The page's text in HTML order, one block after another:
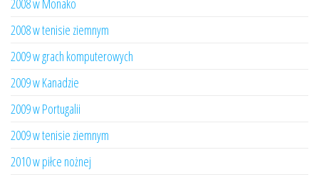
2008 w Monako
2008 w tenisie ziemnym
2009 w grach komputerowych
2009 w Kanadzie
2009 w Portugalii
2009 w tenisie ziemnym
2010 w piłce nożnej